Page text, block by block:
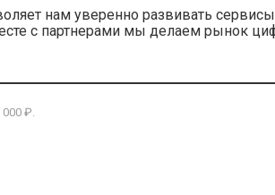
нам уверенно развивать
с партнерами мы делаем рынок
₽.